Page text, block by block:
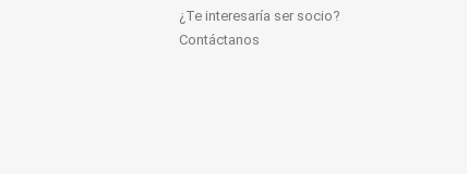
¿Te interesaría ser socio?
Contáctanos